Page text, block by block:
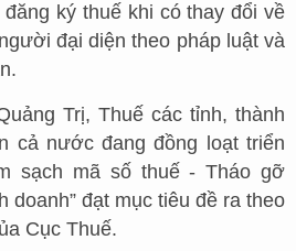
ký thuế khi có thay đổi về
đại diện theo pháp luật và
Trị, Thuế các tỉnh, thành
cả nước đang đồng loạt triển
sạch mã số thuế - Tháo gỡ
doanh” đạt mục tiêu đề ra theo
Cục Thuế.